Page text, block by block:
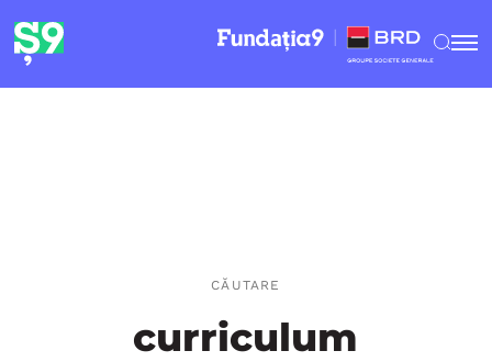
CĂUTARE
curriculum